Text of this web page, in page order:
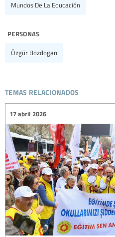
Mundos De La Educación
personas
Özgür Bozdogan
temas relacionados
17 abril 2026